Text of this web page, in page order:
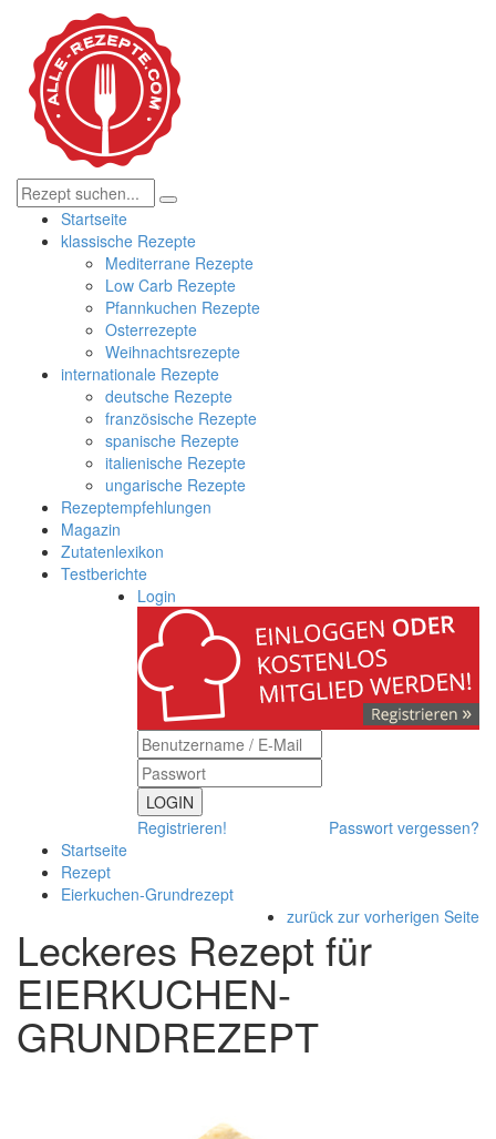
Startseite
klassische Rezepte
Mediterrane Rezepte
Low Carb Rezepte
Pfannkuchen Rezepte
Osterrezepte
Weihnachtsrezepte
internationale Rezepte
deutsche Rezepte
französische Rezepte
spanische Rezepte
italienische Rezepte
ungarische Rezepte
Rezeptempfehlungen
Magazin
Zutatenlexikon
Testberichte
Login
LOGIN
Registrieren!
Passwort vergessen?
Startseite
Rezept
Eierkuchen-Grundrezept
zurück zur vorherigen Seite
Leckeres Rezept für
EIERKUCHEN-
GRUNDREZEPT